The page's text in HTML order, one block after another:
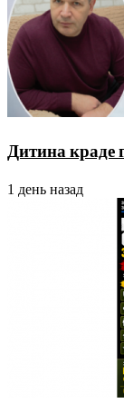
Дитина краде
1 день назад